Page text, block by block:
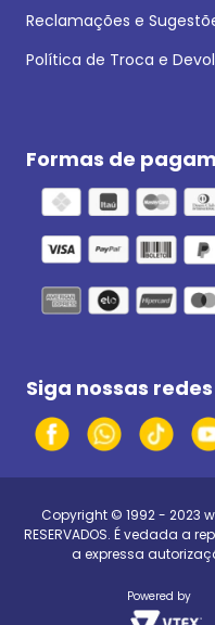
Reclamações e
Política de Troca e
Formas de
Siga nossas
Copyright © 1992 - 2023
RESERVADOS. É vedada a
a expressa
Powered by